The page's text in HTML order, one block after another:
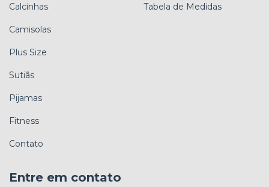
Calcinhas
Camisolas
Plus Size
Sutiãs
Pijamas
Fitness
Contato
Tabela de Medidas
Entre em contato